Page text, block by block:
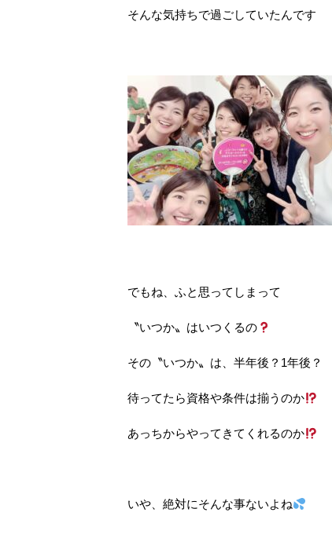
そんな気持ちで過ごしていたんです
でもね、ふと思ってしまって
〝いつか〟はいつくるの
その〝いつか〟は、半年後？1年後？
待ってたら資格や条件は揃うのか
あっちからやってきてくれるのか
いや、絶対にそんな事ないよね